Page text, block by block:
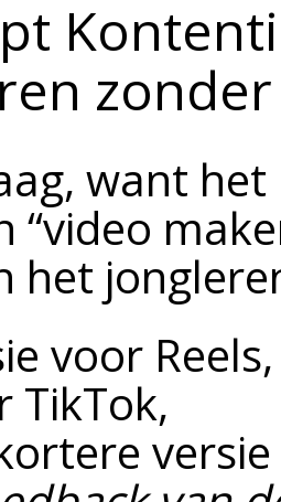
want
“video
het
voor Reels,
TikTok,